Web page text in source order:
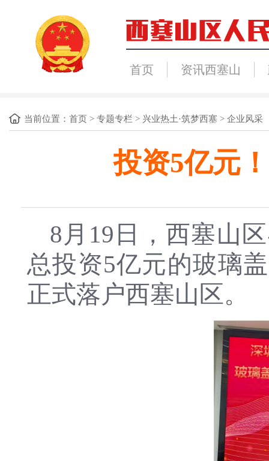
首页 资讯西塞山
当前位置： 首页 > 专题专栏 > 兴业热土·筑梦西塞 > 企业风采
投资5亿元
8月19日，西塞山
总投资5亿元的玻璃
正式落户西塞山区。